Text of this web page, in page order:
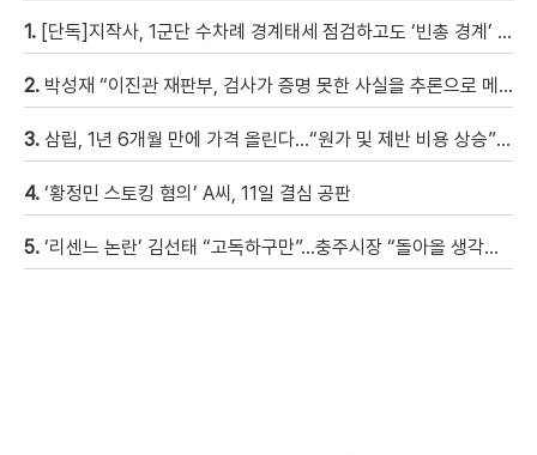
1. [단독]지작사, 1군단 수차례 경계태세 점검하고도 ‘빈총 경계’ 몰랐다
2. 박성재 “이진관 재판부, 검사가 증명 못한 사실을 추론으로 메꿔” [현장영상]
3. 삼립, 1년 6개월 만에 가격 올린다…“원가 및 제반 비용 상승” [자막뉴스]
4. ‘황정민 스토킹 혐의’ A씨, 11일 결심 공판
5. ‘리센느 논란’ 김선태 “고독하구만”…충주시장 “돌아올 생각은?”